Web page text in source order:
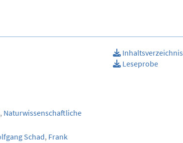
, Naturwissenschaftliche
Schad, Frank
Inhaltsverzeichnis
Leseprobe